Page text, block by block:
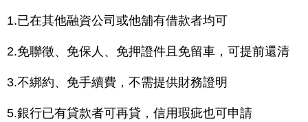
1.已在其他融資公司或他舖有借款者均可
2.免聯徵、免保人、免押證件且免留車，可提前還清
3.不綁約、免手續費，不需提供財務證明
5.銀行已有貸款者可再貸，信用瑕疵也可申請